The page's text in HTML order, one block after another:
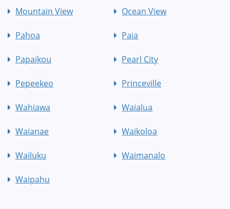
Mountain View Ocean View
Pahoa Paia
Papaikou Pearl City
Pepeekeo Princeville
Wahiawa Waialua
Waianae Waikoloa
Wailuku Waimanalo
Waipahu